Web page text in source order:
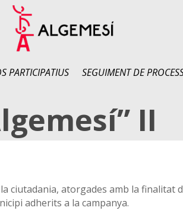
PARTICIPATIUS SEGUIMENT DE
II
ciutadania, atorgades amb la finalitat
adherits a la campanya.